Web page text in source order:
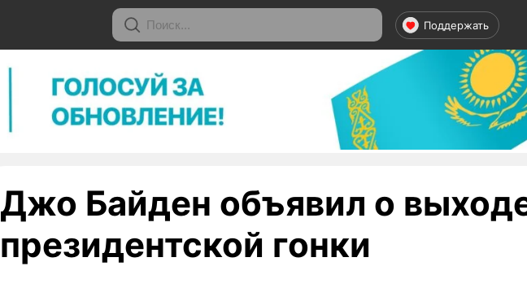
Поддержать
Джо Байден объявил о
президентской гонки